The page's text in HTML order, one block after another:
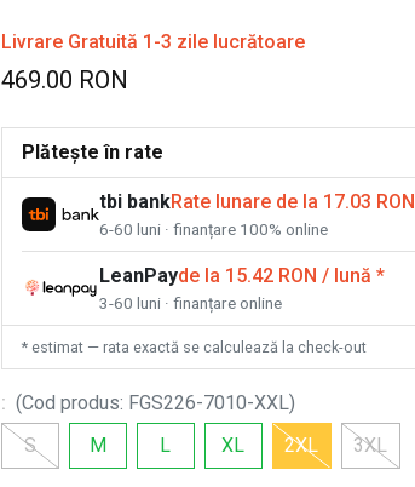
Livrare Gratuită 1-3 zile lucrătoare
469.00 RON
Plătește în rate
tbi bankRate lunare de la 17.03 RON
6-60 luni · finanțare 100% online
LeanPayde la 15.42 RON / lună *
3-60 luni · finanțare online
* estimat — rata exactă se calculează la check-out
: (Cod produs: FGS226-7010-XXL)
S
M L XL 2XL 3XL